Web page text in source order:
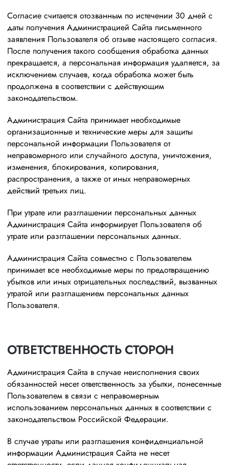
Согласие считается отозванным по истечении 30 дней с
даты получения Администрацией Сайта письменного
заявления Пользователя об отзыве настоящего согласия.
После получения такого сообщения обработка данных
прекращается, а персональная информация удаляется, за
исключением случаев, когда обработка может быть
продолжена в соответствии с действующим
законодательством.
Администрация Сайта принимает необходимые
организационные и технические меры для защиты
персональной информации Пользователя от
неправомерного или случайного доступа, уничтожения,
изменения, блокирования, копирования,
распространения, а также от иных неправомерных
действий третьих лиц.
При утрате или разглашении персональных данных
Администрация Сайта информирует Пользователя об
утрате или разглашении персональных данных.
Администрация Сайта совместно с Пользователем
принимает все необходимые меры по предотвращению
убытков или иных отрицательных последствий, вызванных
утратой или разглашением персональных данных
Пользователя.
ОТВЕТСТВЕННОСТЬ СТОРОН
Администрация Сайта в случае неисполнения своих
обязанностей несет ответственность за убытки, понесенные
Пользователем в связи с неправомерным
использованием персональных данных в соответствии с
законодательством Российской Федерации.
В случае утраты или разглашения конфиденциальной
информации Администрация Сайта не несет